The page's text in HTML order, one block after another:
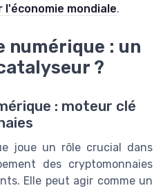
mondiale.
: un
?
: moteur clé
joue un rôle crucial dans
des cryptomonnaies
Elle peut agir comme un